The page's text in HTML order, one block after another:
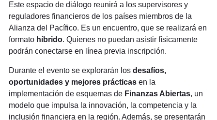
Este espacio de diálogo reunirá a los supervisores y
reguladores financieros de los países miembros de la
Alianza del Pacífico. Es un encuentro, que se realizará en
formato híbrido. Quienes no puedan asistir físicamente
podrán conectarse en línea previa inscripción.
Durante el evento se explorarán los desafíos,
oportunidades y mejores prácticasen la
implementación de esquemas de Finanzas Abiertas, un
modelo que impulsa la innovación, la competencia y la
inclusión financiera en la región. Además, se presentarán